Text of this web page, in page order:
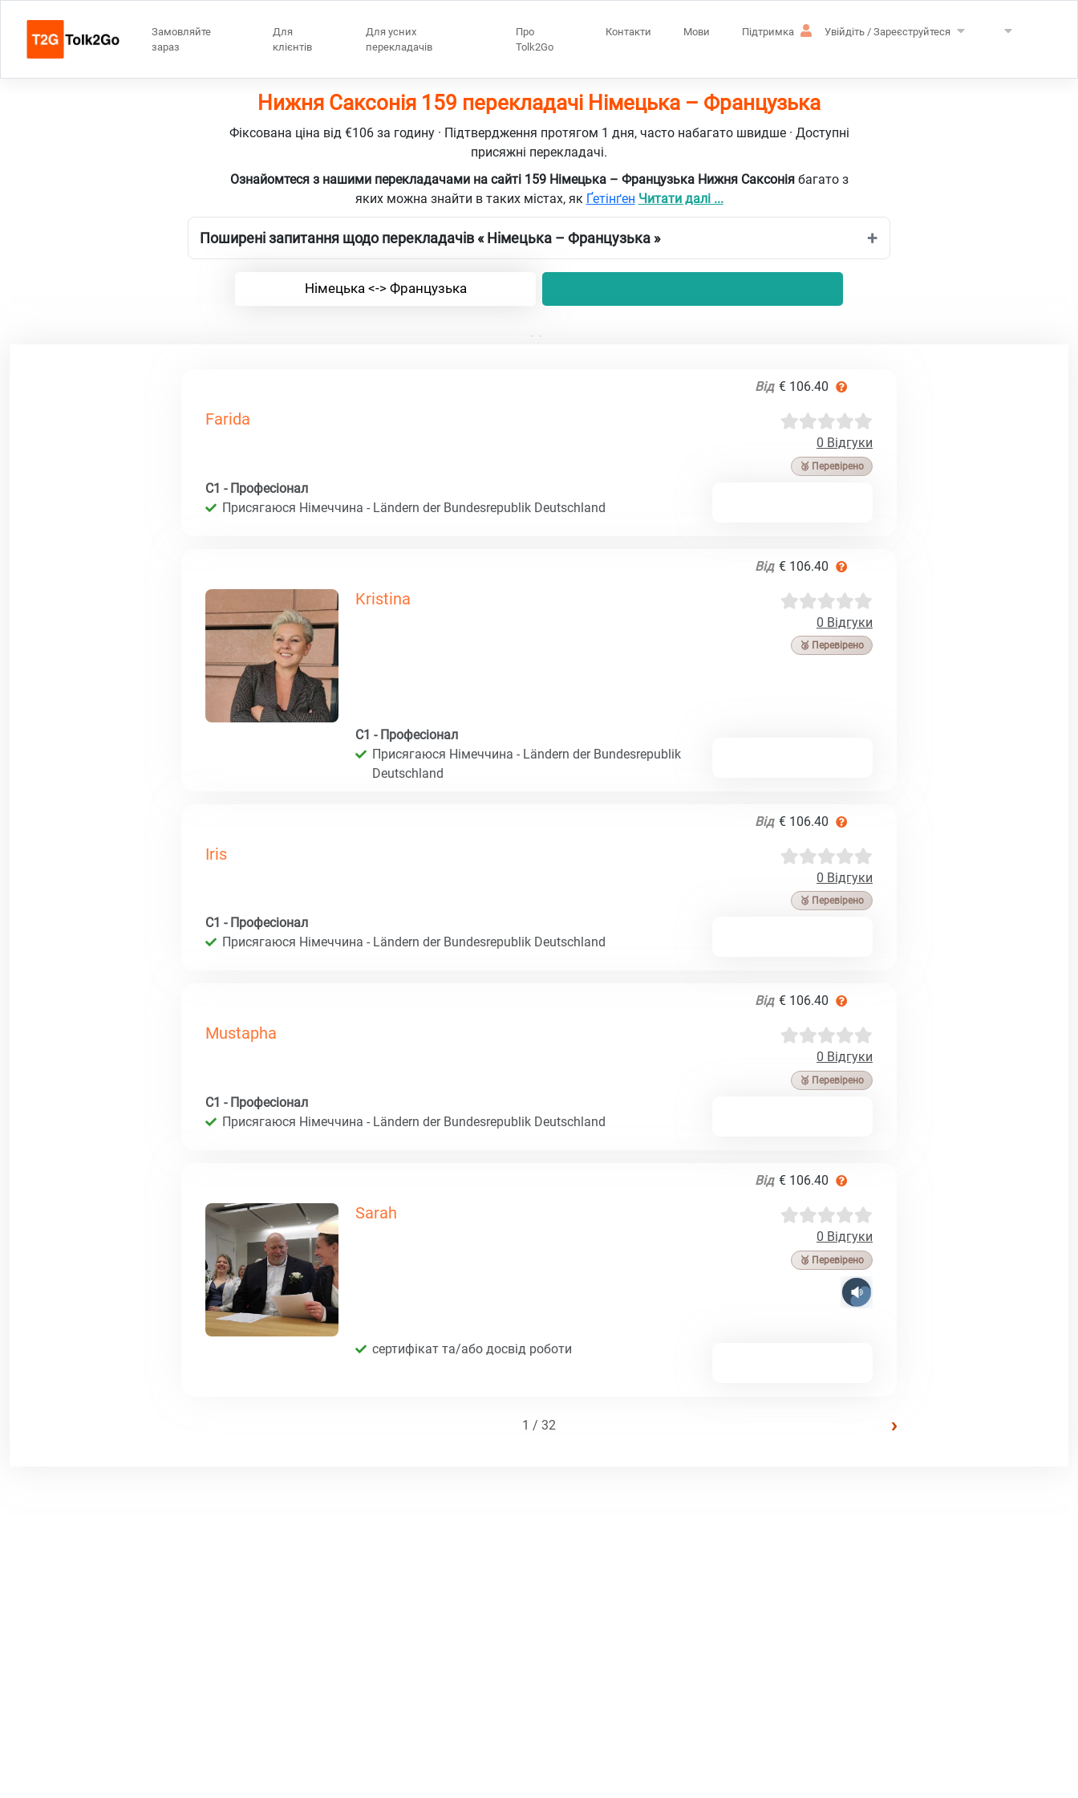
Замовляйте
зараз
Для
клієнтів
Для усних
перекладачів
Про
Tolk2Go
Контакти Мови Підтримка Увійдіть / Зареєструйтеся
Нижня Саксонія 159 перекладачі Німецька – Французька
Фіксована ціна від €106 за годину · Підтвердження протягом 1 дня, часто набагато швидше · Доступні
присяжні перекладачі.
Ознайомтеся з нашими перекладачами на сайті 159 Німецька – Французька Нижня Саксонія багато з
яких можна знайти в таких містах, як Ґетінґен Читати далі ...
Поширені запитання щодо перекладачів « Німецька – Французька »
Німецька <-> Французька
Від € 106.40
Farida
0 Відгуки
🥉 Перевірено
C1 - Професіонал
Присягаюся Німеччина - Ländern der Bundesrepublik Deutschland
Від € 106.40
Kristina
0 Відгуки
🥉 Перевірено
C1 - Професіонал
Присягаюся Німеччина - Ländern der Bundesrepublik
Deutschland
Від € 106.40
Iris
0 Відгуки
🥉 Перевірено
C1 - Професіонал
Присягаюся Німеччина - Ländern der Bundesrepublik Deutschland
Від € 106.40
Mustapha
0 Відгуки
🥉 Перевірено
C1 - Професіонал
Присягаюся Німеччина - Ländern der Bundesrepublik Deutschland
Від € 106.40
Sarah
0 Відгуки
🥉 Перевірено
сертифікат та/або досвід роботи
1 / 32 ›